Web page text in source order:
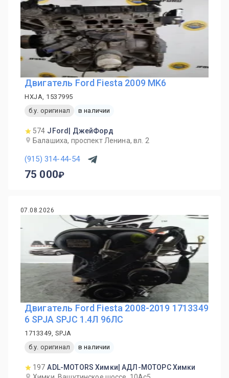
Двигатель Ford Fiesta 2009 MK6
HXJA, 1537995
б.у. оригинал
в наличии
574 JFord| ДжейФорд
Балашиха, проспект Ленина, вл. 2
(915) 314-44-54
75 000
07.08.2026
Двигатель Ford Fiesta 2008-2019 1713349
6 SPJA SPJC 1.4Л 96ЛС
1713349, SPJA
б.у. оригинал
в наличии
197 ADL-MOTORS Химки| АДЛ-МОТОРС Химки